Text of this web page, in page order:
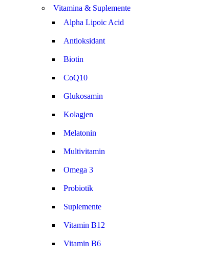
Vitamina & Suplemente
Alpha Lipoic Acid
Antioksidant
Biotin
CoQ10
Glukosamin
Kolagjen
Melatonin
Multivitamin
Omega 3
Probiotik
Suplemente
Vitamin B12
Vitamin B6